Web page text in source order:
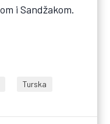
i Sandžakom.
Turska